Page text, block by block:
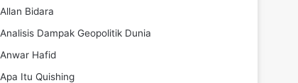
Allan Bidara
Analisis Dampak Geopolitik Dunia
Anwar Hafid
Apa Itu Quishing